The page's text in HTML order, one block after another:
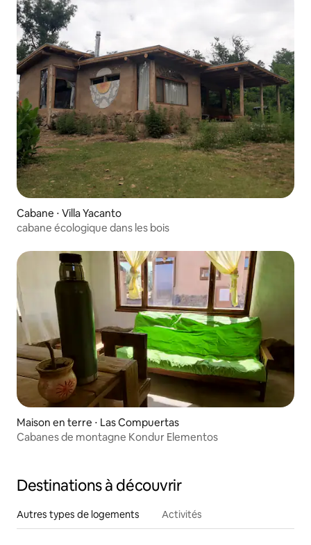
Cabane ⋅ Villa Yacanto
cabane écologique dans les bois
Maison en terre ⋅ Las Compuertas
Cabanes de montagne Kondur Elementos
Destinations à découvrir
Autres types de logements Activités